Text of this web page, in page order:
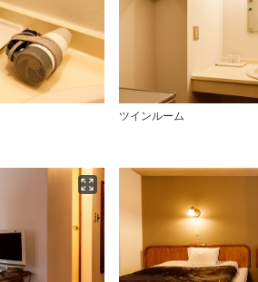
ツインルーム